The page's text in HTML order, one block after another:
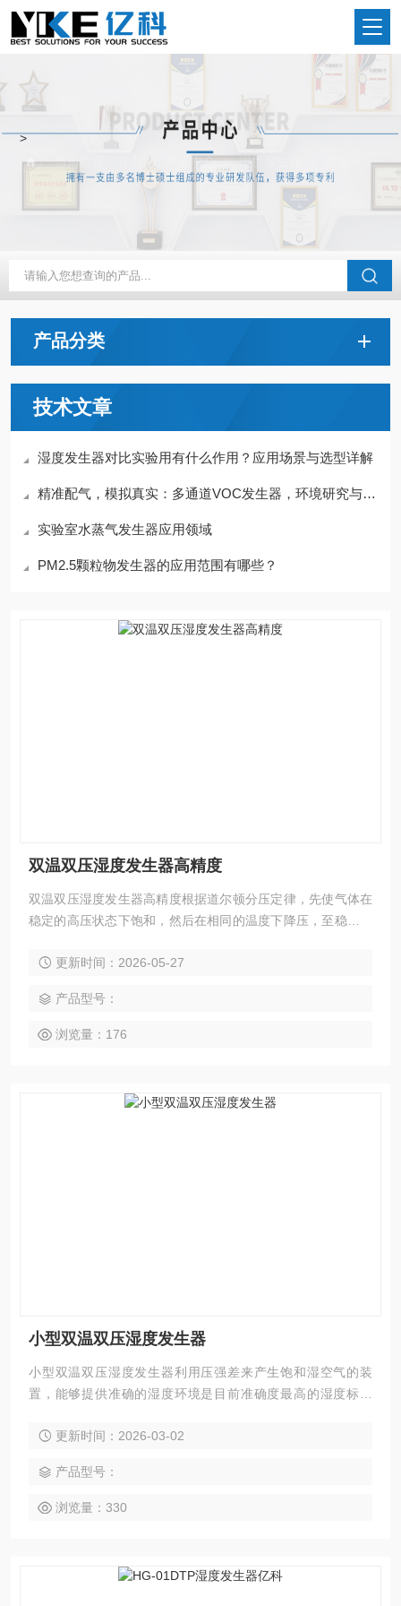
>
当前位置：
产品中心 湿度发生器
产品分类
技术文章
湿度发生器对比实验用有什么作用？应用场景与选型详解
精准配气，模拟真实：多通道VOC发生器，环境研究与检测校准的可靠之源
实验室水蒸气发生器应用领域
PM2.5颗粒物发生器的应用范围有哪些？
双温双压湿度发生器高精度
双温双压湿度发生器高精度根据道尔顿分压定律，先使气体在
稳定的高压状态下饱和，然后在相同的温度下降压，至稳定的
压压力和低压压力而准确测定。通过改变比例阀通径改变高压
更新时间：2026-05-27
产品型号：
浏览量：176
小型双温双压湿度发生器
小型双温双压湿度发生器利用压强差来产生饱和湿空气的装
置，能够提供准确的湿度环境是目前准确度最高的湿度标准
更新时间：2026-03-02
产品型号：
浏览量：330